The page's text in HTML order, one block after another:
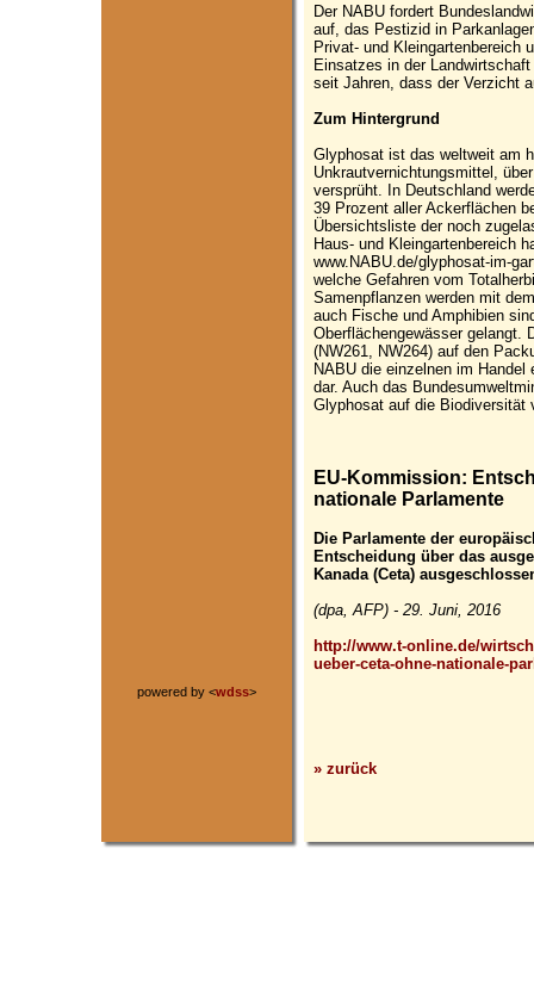
powered by <wdss>
Der NABU fordert
auf, das Pestizid in
Privat- und Kleingartenbereich
Einsatzes in der
seit Jahren, dass der Verzicht
Zum Hintergrund
Glyphosat ist das weltweit am
Unkrautvernichtungsmittel,
versprüht. In Deutschland
39 Prozent aller Ackerflächen
Übersichtsliste der noch
Haus- und Kleingartenbereich
www.NABU.de/glyphosat-im-
welche Gefahren vom
Samenpflanzen werden mit
auch Fische und Amphibien
Oberflächengewässer gelangt.
(NW261, NW264) auf den
NABU die einzelnen im
dar. Auch das
Glyphosat auf die Biodiversität
EU-Kommission:
nationale Parlamente
Die Parlamente der
Entscheidung über das
Kanada (Ceta)
(dpa, AFP) - 29. Juni, 2016
http://www.t-online.de/
ueber-ceta-ohne-nationale-
» zurück